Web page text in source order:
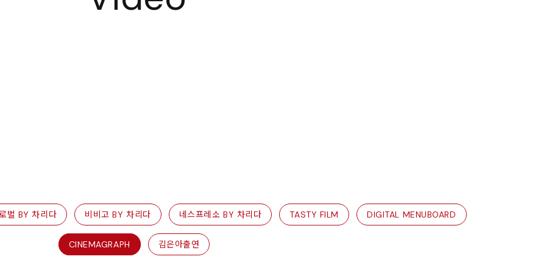
벌 BY 차리다 비비고 BY 차리다 네스프레소 BY 차리다 TASTY FILM DIGITAL MENUBOARD
CINEMAGRAPH 김은아출연